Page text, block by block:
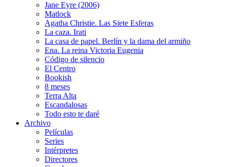
Jane Eyre (2006)
Matlock
Agatha Christie. Las Siete Esferas
La caza. Irati
La casa de papel. Berlín y la dama del armiño
Ena. La reina Victoria Eugenia
Código de silencio
El Centro
Bookish
8 meses
Terra Alta
Escandalosas
Todo esto te daré
Archivo
Películas
Series
Intérpretes
Directores